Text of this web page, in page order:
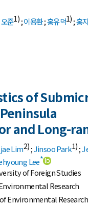
오준1);이용환;홍유덕1);홍
of
and Long-
Lim2);Jinsoo Park1);
Lee*
of Foreign Studies
Research
Environmental Research